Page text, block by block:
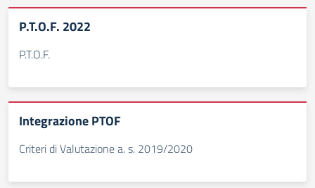
P.T.O.F. 2022
P.T.O.F.
Integrazione PTOF
Criteri di Valutazione a. s. 2019/2020